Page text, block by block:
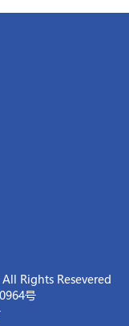
守住企业生存生命
生。
出实招，牢牢守住
体职工的向心力、
定有序的内部环
障。要
，
好各项工作，确保
动集团发展不断迈
表通过视频直播共
立105周年大会。
共建协议书》
。
四方党委开展党建
优势转化为发展优
索和务实举措。未
享、优势互补、互
思路，着力构建常
格局。
建引领、推进跨界
公司党委将以此次
服务的实际行动践
动。在东方红农耕
拖拉机总装线，大
程，切身感受到新
力，深刻感悟“东
情怀与使命担当。
着革命先辈的奋斗
物、珍贵影像照片
先辈不畏艰险、浴
富、衔接紧密，集
场教学拓展了实践
力提升的双重目
以此次培训为新起
低排放改造标准，
稳定达标排放，努
有机统一。
理工艺，严守安
健经营、绿色创新
主动扛起企业社会
质量发展贡献更大
工作提出了明确要
司制度的“立项、
修订、废止”以及
现代化的“操作系
工具上线，更是一
理模式重塑，将有
效的金马。
重要举措，也是争
前提。企业在改造
各项排放指标稳定
入与生产经营，努
保管控机制，把当
超低排放成果经得
量持续改善作出积
，并对示范区管委
力支持和关怀表示
定力、迎难而上，
格局。
、总经理王涛一
经理杜轶峰、在济
年委等参加活动。
建共建签约暨揭牌
苗春生，金马能源
党建共建单位”揭
次共建为契机，建
织建设互促、党员
方面深化合作，切
高质量发展。
观学习借鉴优秀基
模式，公司组织30
发集团班子成员的
储备库有限公司、
Rights Resevered
号